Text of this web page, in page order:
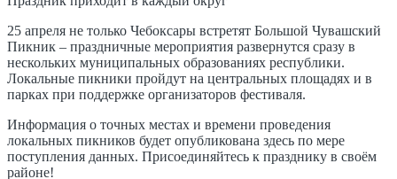
25 апреля не только Чебоксары встретят Большой Чувашский
Пикник – праздничные мероприятия развернутся сразу в
нескольких муниципальных образованиях республики.
Локальные пикники пройдут на центральных площадях и в
парках при поддержке организаторов фестиваля.
Информация о точных местах и времени проведения
локальных пикников будет опубликована здесь по мере
поступления данных. Присоединяйтесь к празднику в своём
районе!